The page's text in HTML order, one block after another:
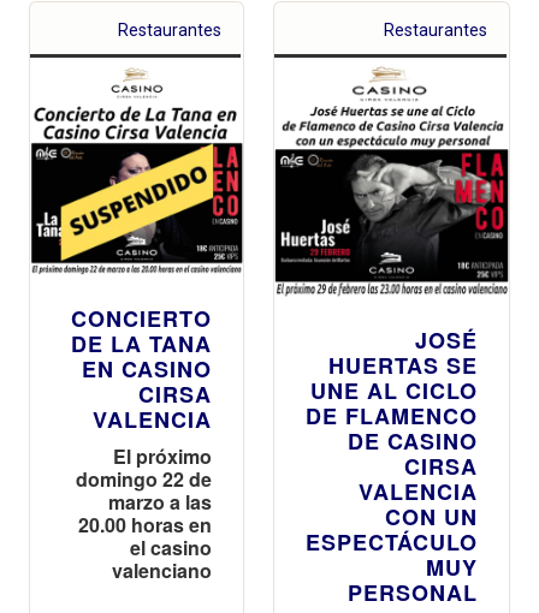
Restaurantes
CONCIERTO
DE LA TANA
EN CASINO
CIRSA
VALENCIA
El próximo
domingo 22 de
marzo a las
20.00 horas en
el casino
valenciano
Restaurantes
JOSÉ
HUERTAS SE
UNE AL CICLO
DE FLAMENCO
DE CASINO
CIRSA
VALENCIA
CON UN
ESPECTÁCULO
MUY
PERSONAL